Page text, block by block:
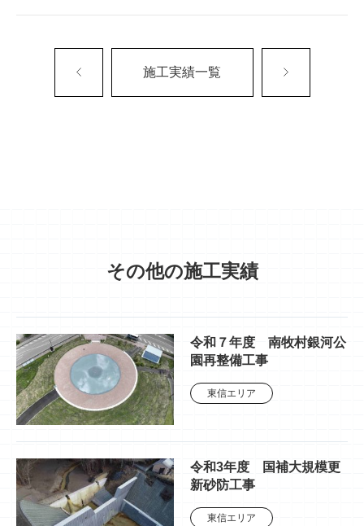
施工実績一覧
その他の施工実績
令和７年度 南牧村銀河公
園再整備工事
東信エリア
令和3年度 国補大規模更
新砂防工事
東信エリア